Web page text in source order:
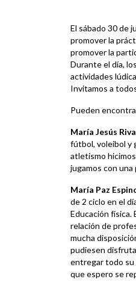
El sábado 30 de
promover la
promover la
Durante el día,
actividades
Invitamos a
Pueden
María Jesús
fútbol, voleibol y
atletismo
jugamos con
María Paz
de 2 ciclo en el
Educación física.
relación de
mucha
pudiesen
entregar todo su
que espero se